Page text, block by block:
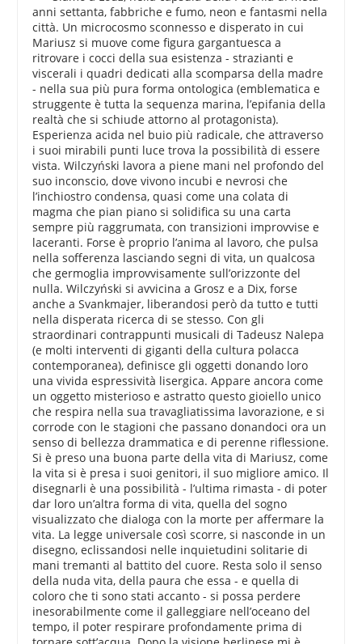
anni settanta, fabbriche e fumo, neon e fantasmi nella
città. Un microcosmo sconnesso e disperato in cui
Mariusz si muove come figura gargantuesca a
ritrovare i cocci della sua esistenza - strazianti e
viscerali i quadri dedicati alla scomparsa della madre
- nella sua più pura forma ontologica (emblematica e
struggente è tutta la sequenza marina, l’epifania della
realtà che si schiude attorno al protagonista).
Esperienza acida nel buio più radicale, che attraverso
i suoi mirabili punti luce trova la possibilità di essere
vista. Wilczyński lavora a piene mani nel profondo del
suo inconscio, dove vivono incubi e nevrosi che
l’inchiostro condensa, quasi come una colata di
magma che pian piano si solidifica su una carta
sempre più raggrumata, con transizioni improvvise e
laceranti. Forse è proprio l’anima al lavoro, che pulsa
nella sofferenza lasciando segni di vita, un qualcosa
che germoglia improvvisamente sull’orizzonte del
nulla. Wilczyński si avvicina a Grosz e a Dix, forse
anche a Svankmajer, liberandosi però da tutto e tutti
nella disperata ricerca di se stesso. Con gli
straordinari contrappunti musicali di Tadeusz Nalepa
(e molti interventi di giganti della cultura polacca
contemporanea), definisce gli oggetti donando loro
una vivida espressività lisergica. Appare ancora come
un oggetto misterioso e astratto questo gioiello unico
che respira nella sua travagliatissima lavorazione, e si
corrode con le stagioni che passano donandoci ora un
senso di bellezza drammatica e di perenne riflessione.
Si è preso una buona parte della vita di Mariusz, come
la vita si è presa i suoi genitori, il suo migliore amico. Il
disegnarli è una possibilità - l’ultima rimasta - di poter
dar loro un’altra forma di vita, quella del sogno
visualizzato che dialoga con la morte per affermare la
vita. La legge universale così scorre, si nasconde in un
disegno, eclissandosi nelle inquietudini solitarie di
mani tremanti al battito del cuore. Resta solo il senso
della nuda vita, della paura che essa - e quella di
coloro che ti sono stati accanto - si possa perdere
inesorabilmente come il galleggiare nell’oceano del
tempo, il poter respirare profondamente prima di